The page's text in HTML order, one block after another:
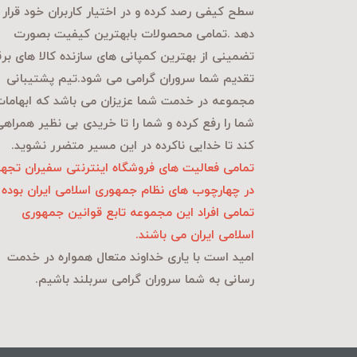
سطح کیفی رصد کرده و در اختیار کاربران خود قرار
دهد .تمامی محصولات بابهترین کیفیت بصورت
تضمینی از بهترین کمپانی های سازنده کالا های
تقدیم شما سروران گرامی می شود.تیم پشتیبانی
مجموعه در خدمت شما عزیزان می باشد که
شما را رفع کرده و شما را تا خریدی بی نظیر
کند تا خدایی ناکرده در این مسیر متضرر نشوید.
تمامی فعالیت های فروشگاه اینترنتی سفیران
در چهارچوب های نظام جمهوری اسلامی ایران
تمامی افراد این مجموعه تابع قوانین جمهوری
اسلامی ایران می باشند.
امید است با یاری خداوند متعال همواره در خدمت
رسانی به شما سروران گرامی سربلند باشیم.